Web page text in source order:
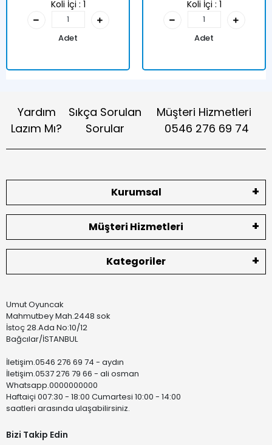
Koli İçi : 1
Adet
Koli İçi : 1
Adet
Yardım
Lazım Mı?
Sıkça Sorulan
Sorular
Müşteri Hizmetleri
0546 276 69 74
Kurumsal
Müşteri Hizmetleri
Kategoriler
Umut Oyuncak
Mahmutbey Mah.2448 sok
İstoç 28.Ada No:10/12
Bağcılar/İSTANBUL
İletişim.0546 276 69 74 - aydın
İletişim.0537 276 79 66 - ali osman
Whatsapp.0000000000
Haftaiçi 007:30 - 18:00 Cumartesi 10:00 - 14:00
saatleri arasında ulaşabilirsiniz.
Bizi Takip Edin